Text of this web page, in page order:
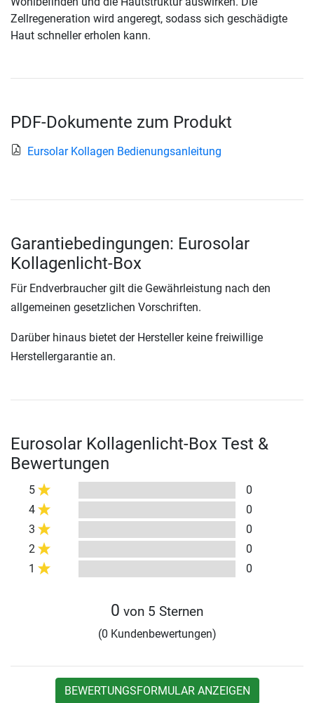
Zellregeneration wird angeregt, sodass sich geschädigte
Haut schneller erholen kann.
PDF-Dokumente zum Produkt
Eursolar Kollagen Bedienungsanleitung
Garantiebedingungen: Eurosolar
Kollagenlicht-Box
Für Endverbraucher gilt die Gewährleistung nach den
allgemeinen gesetzlichen Vorschriften.
Darüber hinaus bietet der Hersteller keine freiwillige
Herstellergarantie an.
Eurosolar Kollagenlicht-Box Test &
Bewertungen
5
0
4
0
3
0
2
0
1
0
0 von 5 Sternen
(0 Kundenbewertungen)
BEWERTUNGSFORMULAR ANZEIGEN